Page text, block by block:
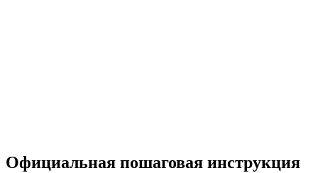
Официальная пошаговая инструкция